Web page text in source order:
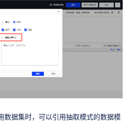
数据集时，可以引用抽取模式的数据模